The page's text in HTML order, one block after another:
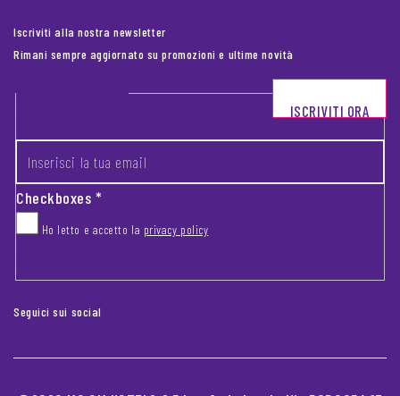
Iscriviti alla nostra newsletter
Rimani sempre aggiornato su promozioni e ultime novità
Footer newsletter
Checkboxes*
Ho letto e accetto la privacy policy
ISCRIVITI ORA
Seguici sui social